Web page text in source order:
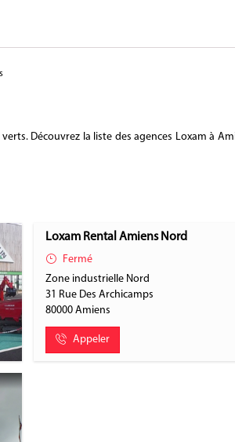
Découvrez la liste des agences Loxam à
Loxam Rental Amiens Nord
Fermé
Zone industrielle Nord
31 Rue Des Archicamps
80000Amiens
Appeler